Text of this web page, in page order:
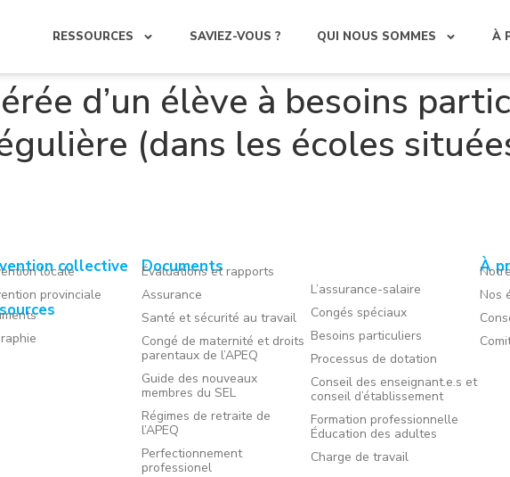
RESSOURCES SAVIEZ-VOUS ? QUI NOUS SOMMES À
d’un élève à besoins
(dans les écoles
collective
locale
provinciale
Documents
Évaluations et rapports
Assurance
Santé et sécurité au travail
Congé de maternité et droits
parentaux de l’APEQ
Guide des nouveaux
membres du SEL
Régimes de retraite de
l’APEQ
Perfectionnement
professionel
L’assurance-salaire
Congés spéciaux
Besoins particuliers
Processus de dotation
Conseil des enseignant.e.s et
conseil d’établissement
Formation professionnelle
Éducation des adultes
Charge de travail
À
Nos